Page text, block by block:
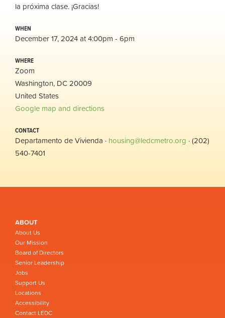
la próxima clase. ¡Gracias!
WHEN
December 17, 2024 at 4:00pm - 6pm
WHERE
Zoom
Washington, DC 20009
United States
Google map and directions
CONTACT
Departamento de Vivienda · housing@ledcmetro.org · (202)
540-7401
ABOUT
About Us
Our Mission
Board of Directors
Senior Leadership
Jobs
Support Us
Locations
Accessibility
Contact LEDC